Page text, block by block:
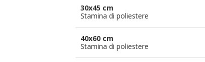
30x45 cm
Stamina di poliestere
40x60 cm
Stamina di poliestere